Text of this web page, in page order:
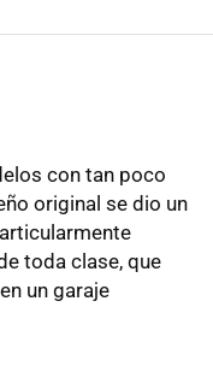
con tan poco
original se dio un
toda clase, que
un garaje